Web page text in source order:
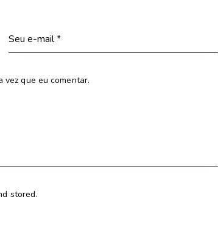
vez que eu comentar.
stored.